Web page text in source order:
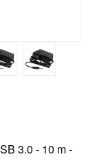
3.0 - 10 m -